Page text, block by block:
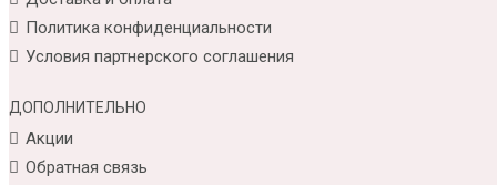
Политика конфиденциальности
Условия партнерского соглашения
ДОПОЛНИТЕЛЬНО
Акции
Обратная связь